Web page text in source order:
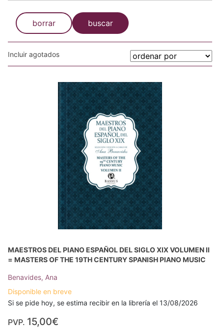
borrar buscar
Incluir agotados
MAESTROS DEL PIANO ESPAÑOL DEL SIGLO XIX VOLUMEN II
= MASTERS OF THE 19TH CENTURY SPANISH PIANO MUSIC
Benavides, Ana
Disponible en breve
Si se pide hoy, se estima recibir en la librería el 13/08/2026
PVP. 15,00€